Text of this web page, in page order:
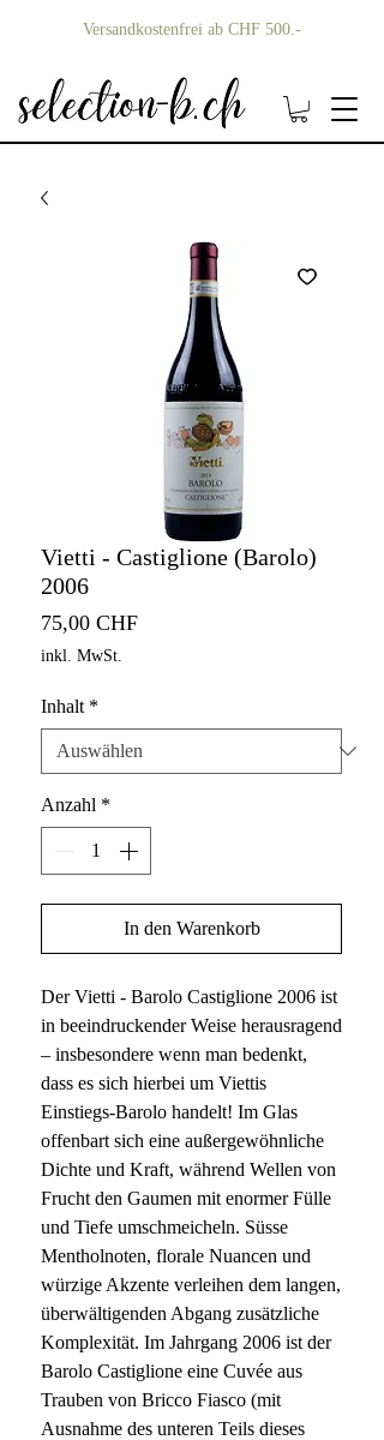
Versandkostenfrei ab CHF 500.-
Vietti - Castiglione (Barolo)
2006
75,00 CHFPreis
inkl. MwSt.
Inhalt *
Anzahl *
In den Warenkorb
Der Vietti - Barolo Castiglione 2006 ist
in beeindruckender Weise herausragend
– insbesondere wenn man bedenkt,
dass es sich hierbei um Viettis
Einstiegs-Barolo handelt! Im Glas
offenbart sich eine außergewöhnliche
Dichte und Kraft, während Wellen von
Frucht den Gaumen mit enormer Fülle
und Tiefe umschmeicheln. Süsse
Mentholnoten, florale Nuancen und
würzige Akzente verleihen dem langen,
überwältigenden Abgang zusätzliche
Komplexität. Im Jahrgang 2006 ist der
Barolo Castiglione eine Cuvée aus
Trauben von Bricco Fiasco (mit
Ausnahme des unteren Teils dieses